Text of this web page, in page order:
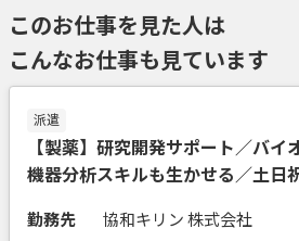
このお仕事を見た人は
こんなお仕事も見ています
派遣
【製薬】研究開発サポート／バイ
機器分析スキルも生かせる／土日
勤務先
協和キリン 株式会社